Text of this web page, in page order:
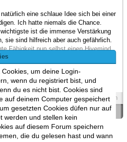
um deine Login-
wenn du registriert bist, und
du es nicht bist. Cookies sind
auf deinem Computer gespeichert
gesetzten Cookies düfen nur auf
werden und stellen kein
auf diesem Forum speichern
die du gelesen hast und wann
eine schlaue Idee sich bei einer
Ich hatte niemals die Chance.
ist die immense Verstärkung
sie sind hilfreich aber auch gefährlich.
Fähigkeit nun selbst einen Hivemind
angeht, müssten wir mal
immerhin nie die Möglichkeit,
Königin was neues oder persöliches
Spoilers Zitieren
zurück|Ein Thema vor»